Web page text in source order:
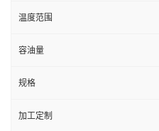
温度范围
容油量
规格
加工定制